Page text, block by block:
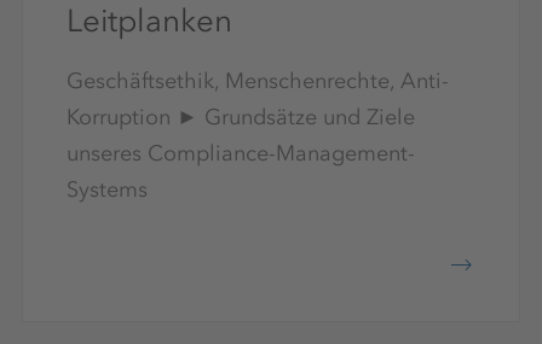
Leitplanken
Geschäftsethik, Menschenrechte, Anti-
Korruption ► Grundsätze und Ziele
unseres Compliance-Management-
Systems